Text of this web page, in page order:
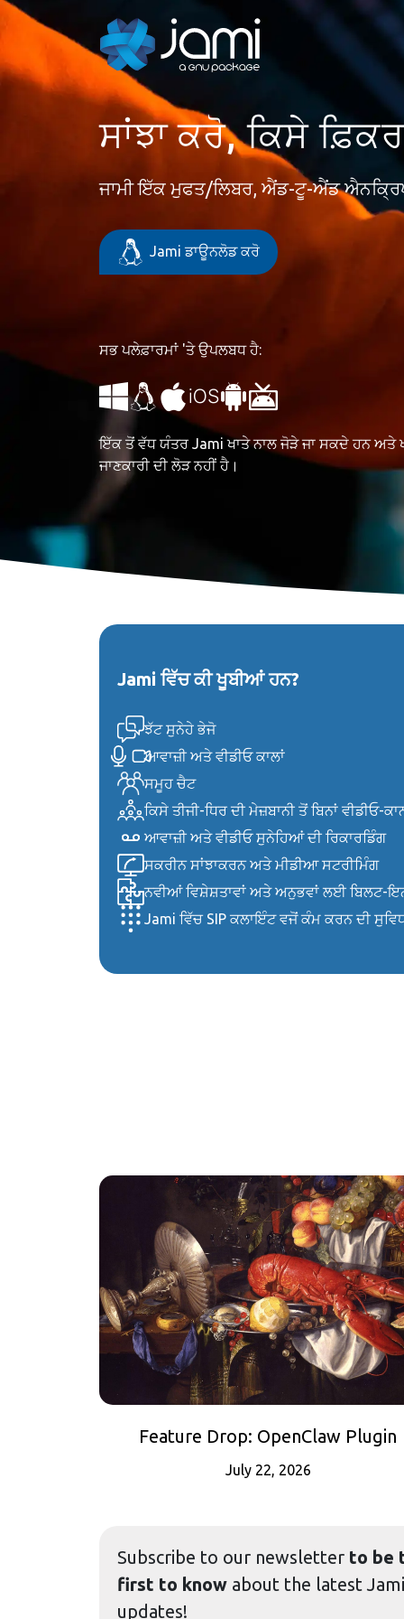
ਸਾਂਝਾ ਕਰੋ, ਕਿਸੇ
ਜਾਮੀ ਇੱਕ ਮੁਫਤ/ਲਿਬਰ, ਐਂਡ-ਟੂ-ਐਂਡ
Jami ਡਾਊਨਲੋਡ ਕਰੋ
ਸਭ ਪਲੇਫ਼ਾਰਮਾਂ 'ਤੇ ਉਪਲਬਧ ਹੈ:
ਇੱਕ ਤੋਂ ਵੱਧ ਯੰਤਰ Jami ਖਾਤੇ ਨਾਲ ਜੋੜੇ ਜਾ ਸਕਦੇ ਹਨ ਅਤੇ
ਜਾਣਕਾਰੀ ਦੀ ਲੋੜ ਨਹੀਂ ਹੈ।
Jami ਵਿੱਚ ਕੀ ਖੂਬੀਆਂ ਹਨ?
ਝੱਟ ਸੁਨੇਹੇ ਭੇਜੋ
ਆਵਾਜ਼ੀ ਅਤੇ ਵੀਡੀਓ ਕਾਲਾਂ
ਸਮੂਹ ਚੈਟ
ਕਿਸੇ ਤੀਜੀ-ਧਿਰ ਦੀ ਮੇਜ਼ਬਾਨੀ ਤੋਂ ਬਿਨਾਂ ਵੀਡੀਓ-
ਆਵਾਜ਼ੀ ਅਤੇ ਵੀਡੀਓ ਸੁਨੇਹਿਆਂ ਦੀ ਰਿਕਾਰਡਿੰਗ
ਸਕਰੀਨ ਸਾਂਝਾਕਰਨ ਅਤੇ ਮੀਡੀਆ ਸਟਰੀਮਿੰਗ
ਨਵੀਆਂ ਵਿਸ਼ੇਸ਼ਤਾਵਾਂ ਅਤੇ ਅਨੁਭਵਾਂ ਲਈ ਬਿਲਟ-
Jami ਵਿੱਚ SIP ਕਲਾਇੰਟ ਵਜੋਂ ਕੰਮ ਕਰਨ ਦੀ
Feature Drop: OpenClaw Plugin
July 22, 2026
Subscribe to our newsletter to be
first to knowabout the latest Jami
updates!